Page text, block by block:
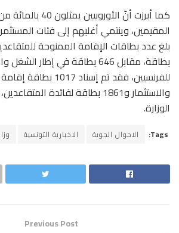
كما أبرزت أنّ
المقيمين، وينتمي أغلبهم إلى فئات
بطاقة، مقابل 646 بطاقة في إطار
للفرنسيين، فقد تم
والاستثمار و1861 بطاقة لفائدة
الوزارة.
Tags: الاحوال الجوية الاخبارية التونسية
Previous Post